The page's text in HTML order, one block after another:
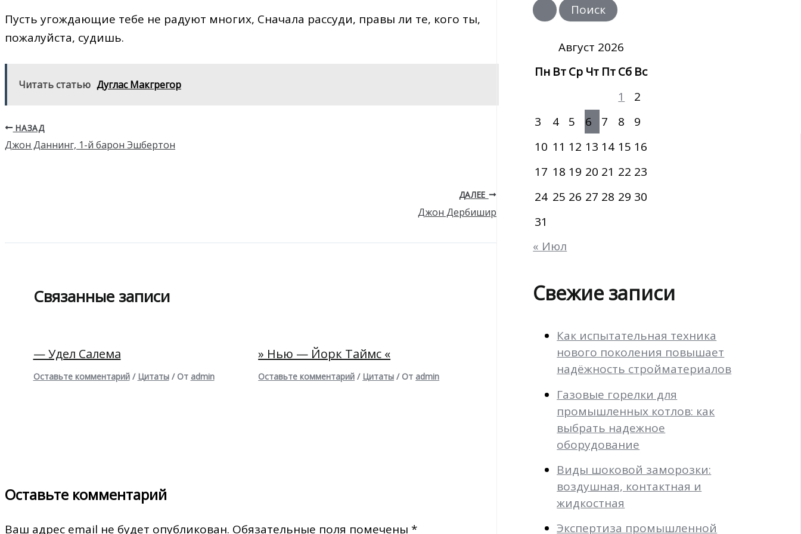
Пусть угождающие тебе не радуют многих, Сначала рассуди, правы ли те, кого ты,
пожалуйста, судишь.
Читать статью Дуглас Макгрегор
НАЗАД
Джон Даннинг, 1-й барон Эшбертон
ДАЛЕЕ
Джон Дербишир
Связанные записи
— Удел Салема
Оставьте комментарий / Цитаты/ От admin
» Нью — Йорк Таймс «
Оставьте комментарий / Цитаты / От admin
Оставьте комментарий
Ваш адрес email не будет опубликован. Обязательные поля помечены *
и
с
Август 2026
Пн ВтСр Чт ПтСб Вс
1
2
3
4 5 6 7 8
9
10 11 12 13 14 15 16
17 18 19 20 21 22 23
24 25 26 27 28 29 30
31
« Июл
Свежие записи
Как испытательная техника
нового поколения повышает
надёжность стройматериалов
Газовые горелки для
промышленных котлов: как
выбрать надежное
оборудование
Виды шоковой заморозки:
воздушная, контактная и
жидкостная
Экспертиза промышленной